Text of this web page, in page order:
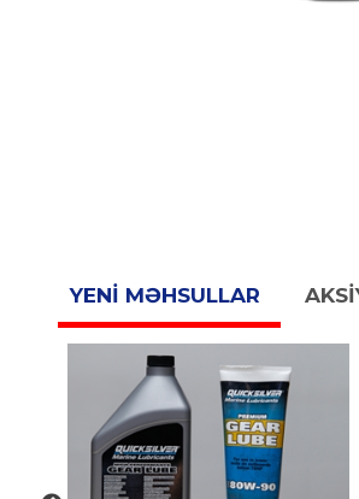
YENİ MƏHSULLAR